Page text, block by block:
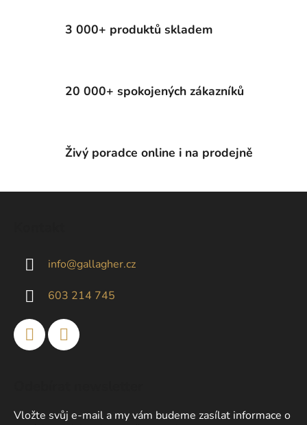
3 000+ produktů skladem
20 000+ spokojených zákazníků
Živý poradce online i na prodejně
info@gallagher.cz
603 214 745
Vložte svůj e-mail a my vám budeme zasílat informace o